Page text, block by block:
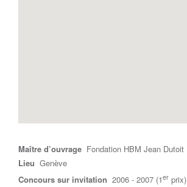
Maître d’ouvrage Fondation HBM Jean Dutoit
Lieu Genève
Concours sur invitation 2006 - 2007 (1er prix)